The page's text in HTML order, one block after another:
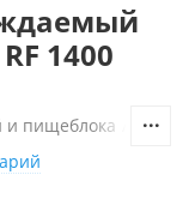
1400
и пищеблока